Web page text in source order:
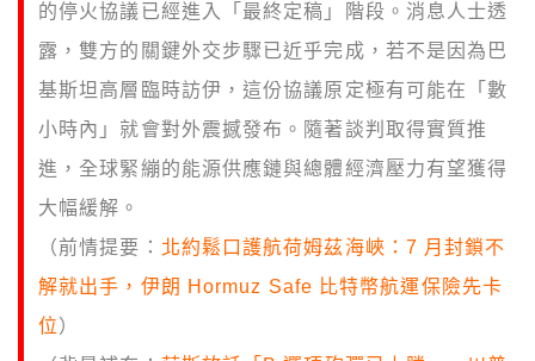
的停火協議已經進入「最終定稿」階段。消息人士透
露，雙方的關鍵外交步驟已近乎完成，若不是因為巴
基斯坦高層臨時訪伊，這份協議原定極有可能在「數
小時內」就會對外震撼發布。隨著談判取得實質推
進，全球緊繃的能源供應鏈與總體經濟壓力有望獲得
大幅緩解。
（前情提要： 北約鬆口護航荷姆茲海峽：7 月封鎖不
解就出手，伊朗 Hormuz Safe 比特幣航運保險先卡
位）